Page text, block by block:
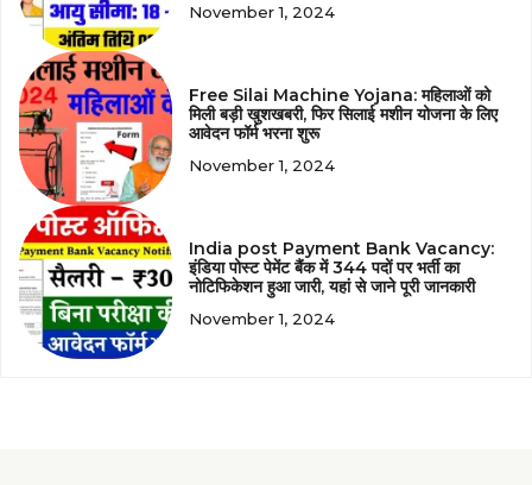
November 1, 2024
Free Silai Machine Yojana: महिलाओं को
मिली बड़ी खुशखबरी, फिर सिलाई मशीन योजना के लिए
आवेदन फॉर्म भरना शुरू
November 1, 2024
India post Payment Bank Vacancy:
इंडिया पोस्ट पेमेंट बैंक में 344 पदों पर भर्ती का
नोटिफिकेशन हुआ जारी, यहां से जाने पूरी जानकारी
November 1, 2024